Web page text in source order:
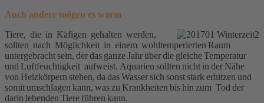
Auch andere mögen es warm
Tiere, die in Käfigen gehalten werden,
sollten nach Möglichkeit in einem wohltemperierten Raum
untergebracht sein, der das ganze Jahr über die gleiche Temperatur
und Luftfeuchtigkeit aufweist. Aquarien sollten nicht in der Nähe
von Heizkörpern stehen, da das Wasser sich sonst stark erhitzen und
somit umschlagen kann, was zu Krankheiten bis hin zum Tod der
darin lebenden Tiere führen kann.